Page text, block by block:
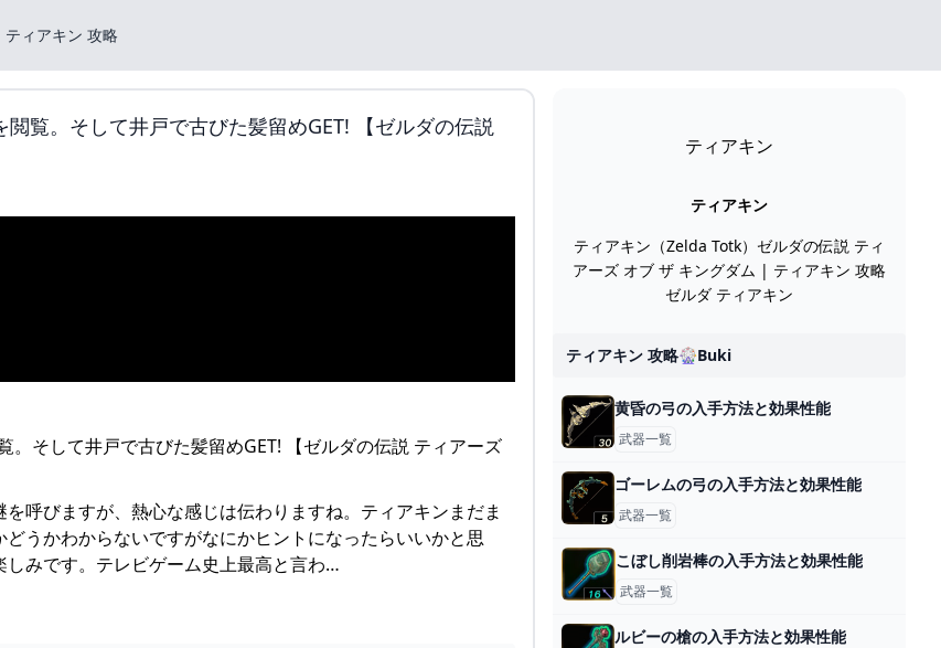
ティアキン 攻略
覧。そして井戸で古びた髪留めGET! 【ゼルダの伝説
呼びますが、熱心な感じは伝わりますね。ティアキンまだま
うかわからないですがなにかヒントになったらいいかと思
みです。テレビゲーム史上最高と言わ…
ティアキン
ティアキン
ティアキン（Zelda Totk）ゼルダの伝説 ティ
アーズ オブ ザ キングダム | ティアキン 攻略
ゼルダ ティアキン
ティアキン 攻略🎡buki
黄昏の弓の入手方法と効果性能
武器一覧
ゴーレムの弓の入手方法と効果性能
武器一覧
こぼし削岩棒の入手方法と効果性能
武器一覧
ルビーの槍の入手方法と効果性能